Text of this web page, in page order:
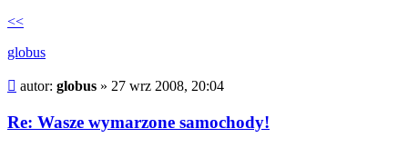
<<
globus
Post
autor: globus » 27 wrz 2008, 20:04
Re: Wasze wymarzone samochody!